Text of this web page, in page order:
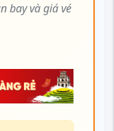
bay và giá vé